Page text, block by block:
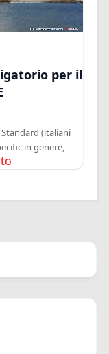
per il
(italiani
in genere,